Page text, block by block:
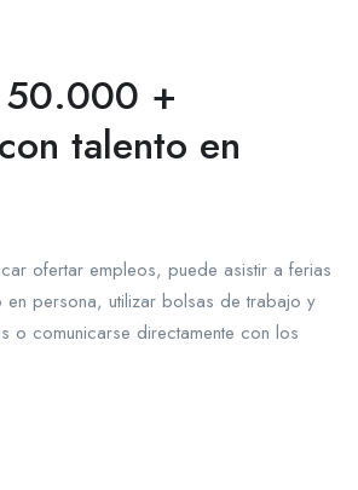
50.000 +
talento en
ofertar empleos, puede asistir a ferias
persona, utilizar bolsas de trabajo y
o comunicarse directamente con los